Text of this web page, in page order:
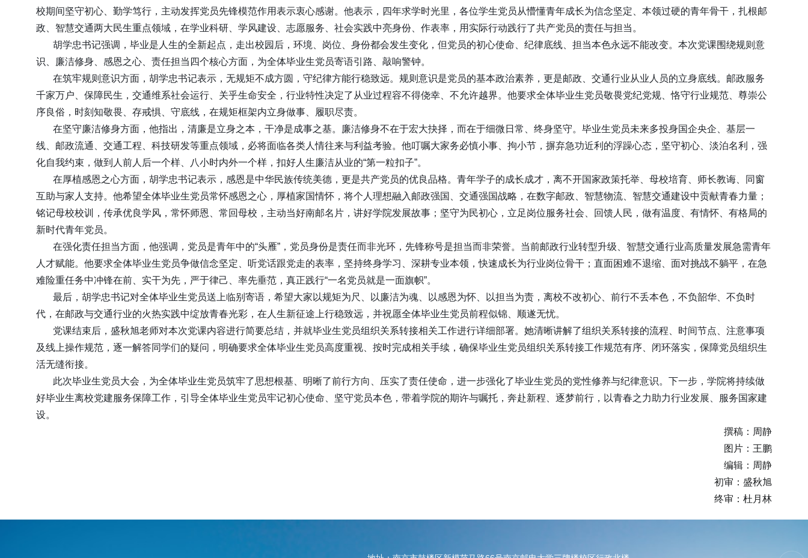
校期间坚守初心、勤学笃行，主动发挥党员先锋模范作用表示衷心感谢。他表示，四年求学时光里，各位学生党员从懵懂青年成长为信念坚定、本领过硬的青年骨干，扎根邮
政、智慧交通两大民生重点领域，在学业科研、学风建设、志愿服务、社会实践中亮身份、作表率，用实际行动践行了共产党员的责任与担当。
胡学忠书记强调，毕业是人生的全新起点，走出校园后，环境、岗位、身份都会发生变化，但党员的初心使命、纪律底线、担当本色永远不能改变。本次党课围绕规则意
识、廉洁修身、感恩之心、责任担当四个核心方面，为全体毕业生党员寄语引路、敲响警钟。
在筑牢规则意识方面，胡学忠书记表示，无规矩不成方圆，守纪律方能行稳致远。规则意识是党员的基本政治素养，更是邮政、交通行业从业人员的立身底线。邮政服务
千家万户、保障民生，交通维系社会运行、关乎生命安全，行业特性决定了从业过程容不得侥幸、不允许越界。他要求全体毕业生党员敬畏党纪党规、恪守行业规范、尊崇公
序良俗，时刻知敬畏、存戒惧、守底线，在规矩框架内立身做事、履职尽责。
在坚守廉洁修身方面，他指出，清廉是立身之本，干净是成事之基。廉洁修身不在于宏大抉择，而在于细微日常、终身坚守。毕业生党员未来多投身国企央企、基层一
线、邮政流通、交通工程、科技研发等重点领域，必将面临各类人情往来与利益考验。他叮嘱大家务必慎小事、拘小节，摒弃急功近利的浮躁心态，坚守初心、淡泊名利，强
化自我约束，做到人前人后一个样、八小时内外一个样，扣好人生廉洁从业的“第一粒扣子”。
在厚植感恩之心方面，胡学忠书记表示，感恩是中华民族传统美德，更是共产党员的优良品格。青年学子的成长成才，离不开国家政策托举、母校培育、师长教诲、同窗
互助与家人支持。他希望全体毕业生党员常怀感恩之心，厚植家国情怀，将个人理想融入邮政强国、交通强国战略，在数字邮政、智慧物流、智慧交通建设中贡献青春力量；
铭记母校校训，传承优良学风，常怀师恩、常回母校，主动当好南邮名片，讲好学院发展故事；坚守为民初心，立足岗位服务社会、回馈人民，做有温度、有情怀、有格局的
新时代青年党员。
在强化责任担当方面，他强调，党员是青年中的“头雁”，党员身份是责任而非光环，先锋称号是担当而非荣誉。当前邮政行业转型升级、智慧交通行业高质量发展急需青年
人才赋能。他要求全体毕业生党员争做信念坚定、听党话跟党走的表率，坚持终身学习、深耕专业本领，快速成长为行业岗位骨干；直面困难不退缩、面对挑战不躺平，在急
难险重任务中冲锋在前、实干为先，严于律己、率先垂范，真正践行“一名党员就是一面旗帜”。
最后，胡学忠书记对全体毕业生党员送上临别寄语，希望大家以规矩为尺、以廉洁为魂、以感恩为怀、以担当为责，离校不改初心、前行不丢本色，不负韶华、不负时
代，在邮政与交通行业的火热实践中绽放青春光彩，在人生新征途上行稳致远，并祝愿全体毕业生党员前程似锦、顺遂无忧。
党课结束后，盛秋旭老师对本次党课内容进行简要总结，并就毕业生党员组织关系转接相关工作进行详细部署。她清晰讲解了组织关系转接的流程、时间节点、注意事项
及线上操作规范，逐一解答同学们的疑问，明确要求全体毕业生党员高度重视、按时完成相关手续，确保毕业生党员组织关系转接工作规范有序、闭环落实，保障党员组织生
活无缝衔接。
此次毕业生党员大会，为全体毕业生党员筑牢了思想根基、明晰了前行方向、压实了责任使命，进一步强化了毕业生党员的党性修养与纪律意识。下一步，学院将持续做
好毕业生离校党建服务保障工作，引导全体毕业生党员牢记初心使命、坚守党员本色，带着学院的期许与嘱托，奔赴新程、逐梦前行，以青春之力助力行业发展、服务国家建
设。
撰稿：周静
图片：王鹏
编辑：周静
初审：盛秋旭
终审：杜月林